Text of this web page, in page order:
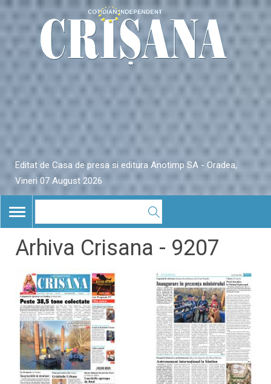
Editat de Casa de presa si editura Anotimp SA - Oradea,
Vineri 07 August 2026
TOGGLE
NAVIGATION
Arhiva Crisana - 9207